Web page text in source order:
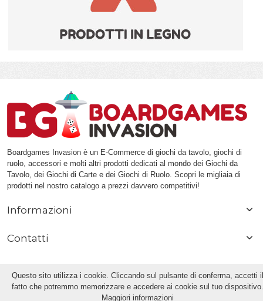
Questo sito utilizza i cookie. Cliccando sul pulsante di conferma, accetti il
fatto che potremmo memorizzare e accedere ai cookie sul tuo dispositivo.
Maggiori informazioni
Boardgames Invasion è un E-Commerce di giochi da tavolo, giochi di
ruolo, accessori e molti altri prodotti dedicati al mondo dei Giochi da
Tavolo, dei Giochi di Carte e dei Giochi di Ruolo. Scopri le migliaia di
prodotti nel nostro catalogo a prezzi davvero competitivi!
Informazioni
Contatti